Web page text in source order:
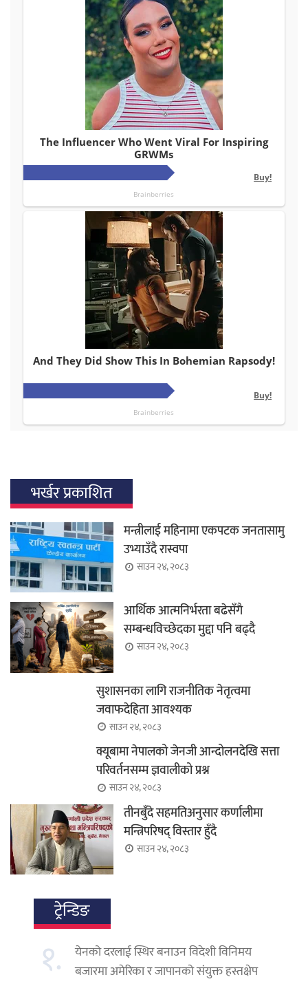
भर्खर प्रकाशित
मन्त्रीलाई महिनामा एकपटक जनतासामु
उभ्याउँदै रास्वपा
साउन २४, २०८३
आर्थिक आत्मनिर्भरता बढेसँगै
सम्बन्धविच्छेदका मुद्दा पनि बढ्दै
साउन २४, २०८३
सुशासनका लागि राजनीतिक नेतृत्वमा
जवाफदेहिता आवश्यक
साउन २४, २०८३
क्यूबामा नेपालको जेनजी आन्दोलनदेखि सत्ता
परिवर्तनसम्म ज्ञवालीको प्रश्न
साउन २४, २०८३
तीनबुँदे सहमतिअनुसार कर्णालीमा
मन्त्रिपरिषद् विस्तार हुँदै
साउन २४, २०८३
ट्रेन्डिङ
१.
येनको दरलाई स्थिर बनाउन विदेशी विनिमय
बजारमा अमेरिका र जापानको संयुक्त हस्तक्षेप